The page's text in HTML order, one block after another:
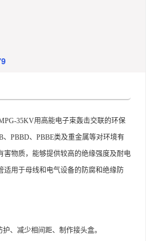
35KV用高能电子束轰击交联的环保
PBBD、PBBE类及重金属等对环境有
害物质，能够提供较高的绝缘强度及耐电
适用于母线和电气设备的防腐和绝缘防
、减少相间距、制作接头盒。